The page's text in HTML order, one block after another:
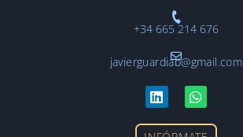
+34 665 214 676
javierguardiab@gmail.com